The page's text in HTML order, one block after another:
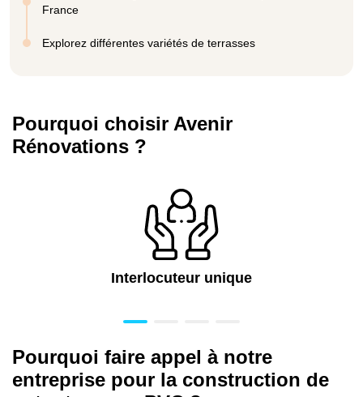
France
Explorez différentes variétés de terrasses
Pourquoi choisir Avenir
Rénovations ?
Interlocuteur unique
Pourquoi faire appel à notre
entreprise pour la construction de